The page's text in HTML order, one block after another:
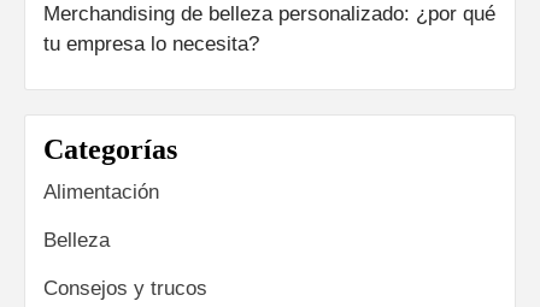
Merchandising de belleza personalizado: ¿por qué
tu empresa lo necesita?
Categorías
Alimentación
Belleza
Consejos y trucos